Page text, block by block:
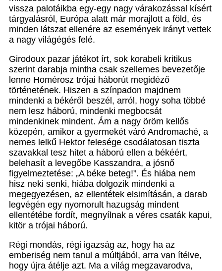
vissza palotáikba egy-egy nagy várakozással kísért
tárgyalásról, Európa alatt már morajlott a föld, és
minden látszat ellenére az események irányt vettek
a nagy világégés felé.
Girodoux pazar játékot írt, sok korabeli kritikus
szerint darabja mintha csak szellemes bevezetője
lenne Homérosz trójai háborút megidéző
történetének. Hiszen a színpadon majdnem
mindenki a békéről beszél, arról, hogy soha többé
nem lesz háború, mindenki megbocsát
mindenkinek mindent. Ám a nagy öröm kellős
közepén, amikor a gyermekét váró Andromaché, a
nemes lelkű Hektor felesége csodálatosan tiszta
szavakkal tesz hitet a háború ellen a békéért,
belehasít a levegőbe Kasszandra, a jósnő
figyelmeztetése: „A béke beteg!”. És hiába nem
hisz neki senki, hiába dolgozik mindenki a
megegyezésen, az ellentétek elsimításán, a darab
legvégén egy nyomorult hazugság mindent
ellentétébe fordít, megnyílnak a véres csaták kapui,
kitör a trójai háború.
Régi mondás, régi igazság az, hogy ha az
emberiség nem tanul a múltjából, arra van ítélve,
hogy újra átélje azt. Ma a világ megzavarodva,